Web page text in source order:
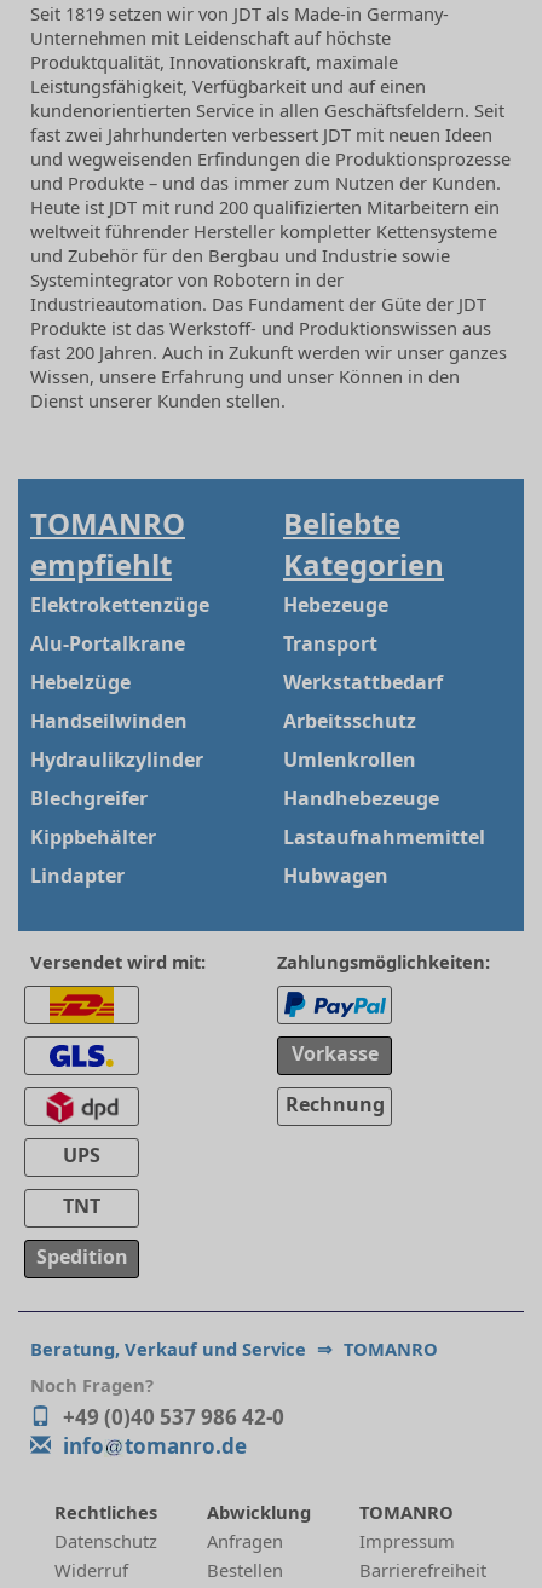
Seit 1819 setzen wir von JDT als Made-in Germany-
Unternehmen mit Leidenschaft auf höchste
Produktqualität, Innovationskraft, maximale
Leistungsfähigkeit, Verfügbarkeit und auf einen
kundenorientierten Service in allen Geschäftsfeldern. Seit
fast zwei Jahrhunderten verbessert JDT mit neuen Ideen
und wegweisenden Erfindungen die Produktionsprozesse
und Produkte – und das immer zum Nutzen der Kunden.
Heute ist JDT mit rund 200 qualifizierten Mitarbeitern ein
weltweit führender Hersteller kompletter Kettensysteme
und Zubehör für den Bergbau und Industrie sowie
Systemintegrator von Robotern in der
Industrieautomation. Das Fundament der Güte der JDT
Produkte ist das Werkstoff- und Produktionswissen aus
fast 200 Jahren. Auch in Zukunft werden wir unser ganzes
Wissen, unsere Erfahrung und unser Können in den
Dienst unserer Kunden stellen.
TOMANRO
empfiehlt
Elektrokettenzüge
Alu-Portalkrane
Hebelzüge
Handseilwinden
Hydraulikzylinder
Blechgreifer
Kippbehälter
Lindapter
Beliebte
Kategorien
Hebezeuge
Transport
Werkstattbedarf
Arbeitsschutz
Umlenkrollen
Handhebezeuge
Lastaufnahmemittel
Hubwagen
Versendet wird mit:
UPS
TNT
Spedition
Zahlungsmöglichkeiten:
Vorkasse
Rechnung
Beratung, Verkauf und Service ⇒ TOMANRO
Noch Fragen?
+49 (0)40 537 986 42-0
info
tomanro.de
Rechtliches
Datenschutz
Widerruf
Abwicklung
Anfragen
Bestellen
TOMANRO
Impressum
Barrierefreiheit